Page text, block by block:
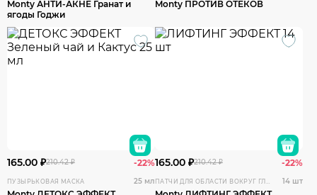
Monty АНТИ-АКНЕ Гранат и
ягоды Годжи
Monty ПРОТИВ ОТЕКОВ
165.00 ₽210.42 ₽ -22%
ПУЗЫРЬКОВАЯ МАСКА 25 мл
165.00 ₽210.42 ₽ -22%
ПАТЧИ ДЛЯ ОБЛАСТИ ВОКРУГ ГЛАЗ 14 шт